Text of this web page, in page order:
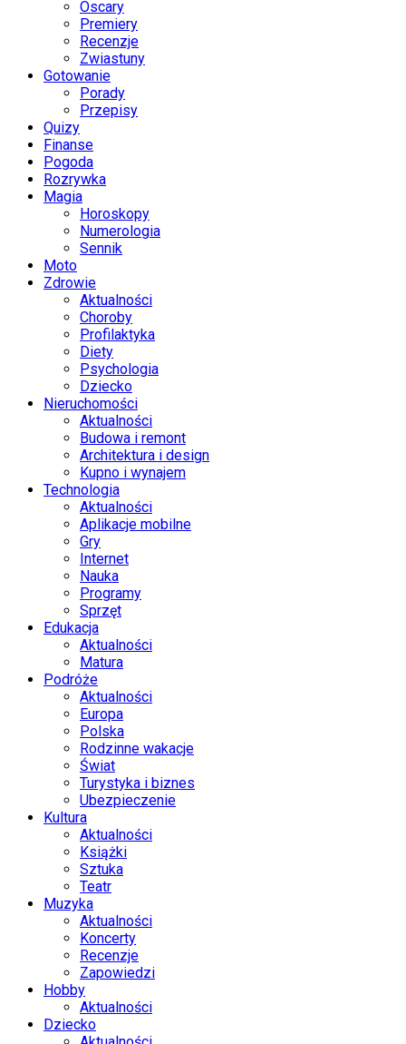
Oscary
Premiery
Recenzje
Zwiastuny
Gotowanie
Porady
Przepisy
Quizy
Finanse
Pogoda
Rozrywka
Magia
Horoskopy
Numerologia
Sennik
Moto
Zdrowie
Aktualności
Choroby
Profilaktyka
Diety
Psychologia
Dziecko
Nieruchomości
Aktualności
Budowa i remont
Architektura i design
Kupno i wynajem
Technologia
Aktualności
Aplikacje mobilne
Gry
Internet
Nauka
Programy
Sprzęt
Edukacja
Aktualności
Matura
Podróże
Aktualności
Europa
Polska
Rodzinne wakacje
Świat
Turystyka i biznes
Ubezpieczenie
Kultura
Aktualności
Książki
Sztuka
Teatr
Muzyka
Aktualności
Koncerty
Recenzje
Zapowiedzi
Hobby
Aktualności
Dziecko